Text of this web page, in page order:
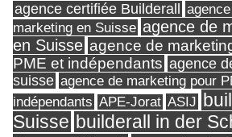
agence certifiée Builderall
marketing en Suisse agence de
en Suisse agence de
PME et indépendants agence
suisse agence de marketing pour
indépendants APE-Jorat ASIJ
Suisse builderall in der